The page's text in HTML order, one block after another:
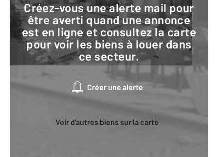
Créez-vous une alerte mail pour
être averti quand une annonce
est en ligne et consultez la carte
pour voir les biens à louer dans
ce secteur.
Créer une alerte
Voir d'autres biens sur la carte